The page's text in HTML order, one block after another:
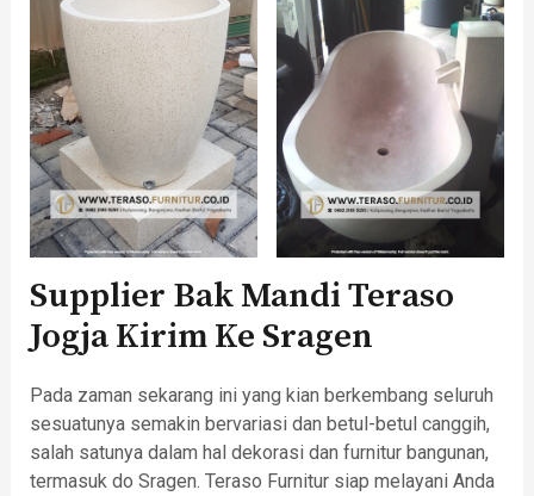
Supplier Bak Mandi Teraso
Jogja Kirim Ke Sragen
Pada zaman sekarang ini yang kian berkembang seluruh
sesuatunya semakin bervariasi dan betul-betul canggih,
salah satunya dalam hal dekorasi dan furnitur bangunan,
termasuk do Sragen. Teraso Furnitur siap melayani Anda